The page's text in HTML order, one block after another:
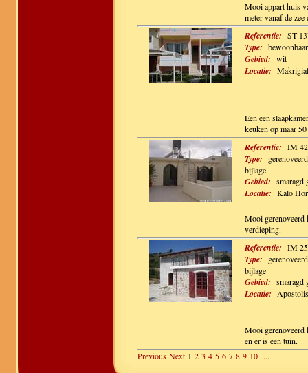
Mooi appart huis
meter vanaf de
Referentie: ST
Type:
Gebied: wit
Locatie:
Een een
keuken op maar
Referentie: IM
Type:
bijlage
Gebied: smaragd
Locatie: Kalo
Mooi gerenoveerd
verdieping.
Referentie: IM
Type:
bijlage
Gebied: smaragd
Locatie: Apostolis
Mooi gerenoveerd
en er is een tuin.
Previous Next 1 2 3 4 5 6 7 8 9 10 ...